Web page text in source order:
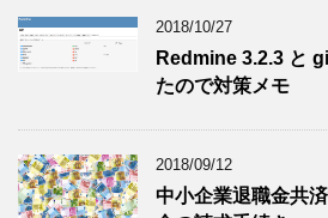
2018/10/27
Redmine 3.2.3 と
たので対策メモ
2018/09/12
中小企業退職金共